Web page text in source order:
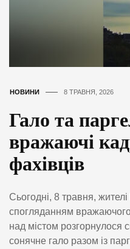
НОВИНИ 8 ТРАВНЯ, 2026
Гало та
вражаючі
фахівців
Сьогодні, 8 травня, жителі
спогляданням
над містом
сонячне гало разом із